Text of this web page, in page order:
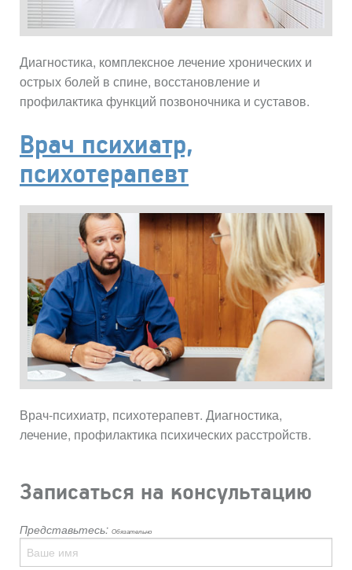
Диагностика, комплексное лечение хронических и
острых болей в спине, восстановление и
профилактика функций позвоночника и суставов.
Врач психиатр,
психотерапевт
Врач-психиатр, психотерапевт. Диагностика,
лечение, профилактика психических расстройств.
Записаться на консультацию
Представьтесь: Обязательно